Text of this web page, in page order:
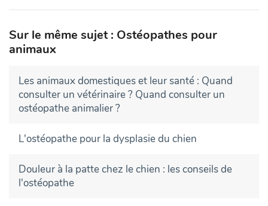
Sur le même sujet : Ostéopathes pour
animaux
Les animaux domestiques et leur santé : Quand
consulter un vétérinaire ? Quand consulter un
ostéopathe animalier ?
L'ostéopathe pour la dysplasie du chien
Douleur à la patte chez le chien : les conseils de
l'ostéopathe